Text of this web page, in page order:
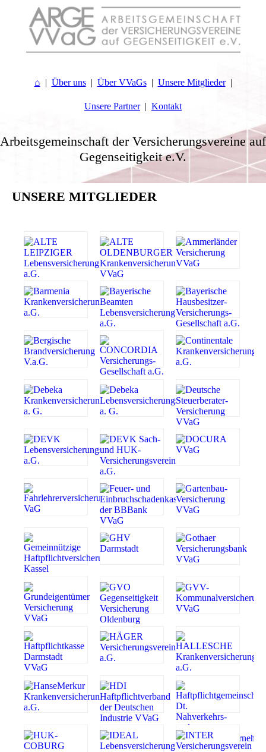
⌂ Über uns Über VVaGs Unsere Mitglieder
Unsere Partner Kontakt
Arbeitsgemeinschaft der Versicherungsvereine auf
Gegenseitigkeit e.V.
.
UNSERE MITGLIEDER